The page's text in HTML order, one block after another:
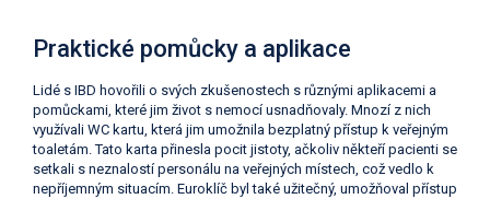
Praktické pomůcky a aplikace
Lidé s IBD hovořili o svých zkušenostech s různými aplikacemi a
pomůckami, které jim život s nemocí usnadňovaly. Mnozí z nich
využívali WC kartu, která jim umožnila bezplatný přístup k veřejným
toaletám. Tato karta přinesla pocit jistoty, ačkoliv někteří pacienti se
setkali s neznalostí personálu na veřejných místech, což vedlo k
nepříjemným situacím. Euroklíč byl také užitečný, umožňoval přístup